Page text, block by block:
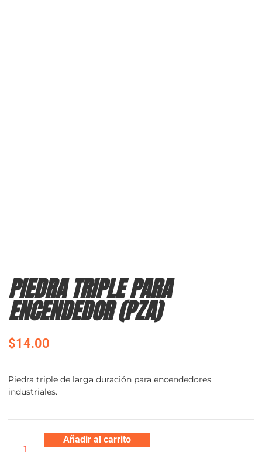
PIEDRA TRIPLE PARA
ENCENDEDOR (PZA)
$14.00
Piedra triple de larga duración para encendedores
industriales.
Añadir al carrito